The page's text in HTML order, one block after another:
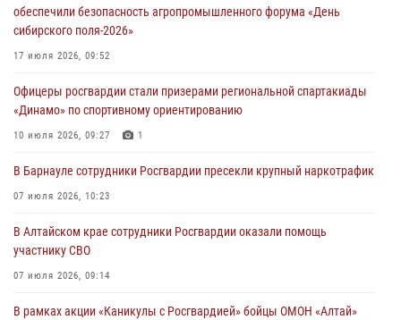
обеспечили безопасность агропромышленного форума «День
сибирского поля-2026»
17 июля 2026, 09:52
Офицеры росгвардии стали призерами региональной спартакиады
«Динамо» по спортивному ориентированию
10 июля 2026, 09:27 1
В Барнауле сотрудники Росгвардии пресекли крупный наркотрафик
07 июля 2026, 10:23
В Алтайском крае сотрудники Росгвардии оказали помощь
участнику СВО
07 июля 2026, 09:14
В рамках акции «Каникулы с Росгвардией» бойцы ОМОН «Алтай»